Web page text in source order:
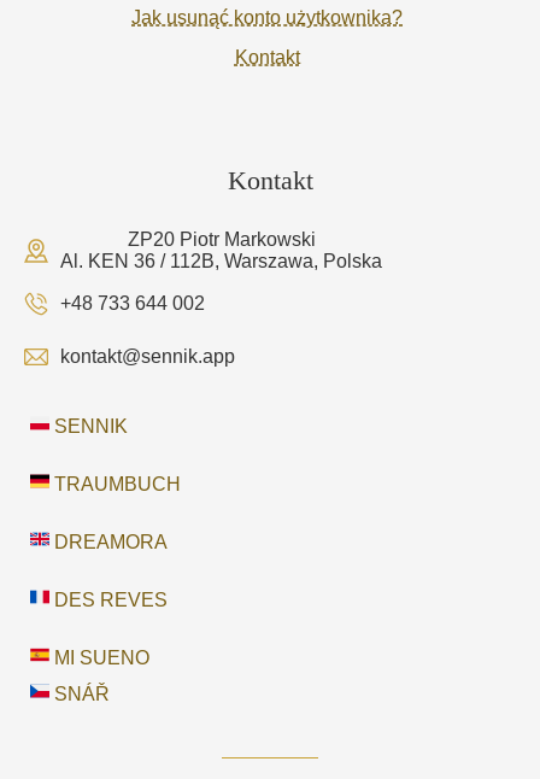
Jak usunąć konto użytkownika?
Kontakt
Kontakt
ZP20 Piotr Markowski
Al. KEN 36 / 112B, Warszawa, Polska
+48 733 644 002
kontakt@sennik.app
SENNIK
TRAUMBUCH
DREAMORA
DES REVES
MI SUENO
SNÁŘ